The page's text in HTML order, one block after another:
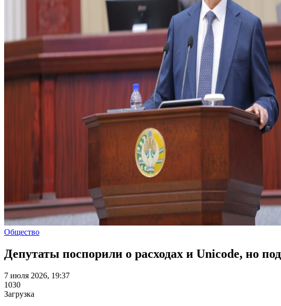
Общество
Депутаты поспорили о расходах и Unicode, но
7 июля 2026, 19:37
1030
Загрузка